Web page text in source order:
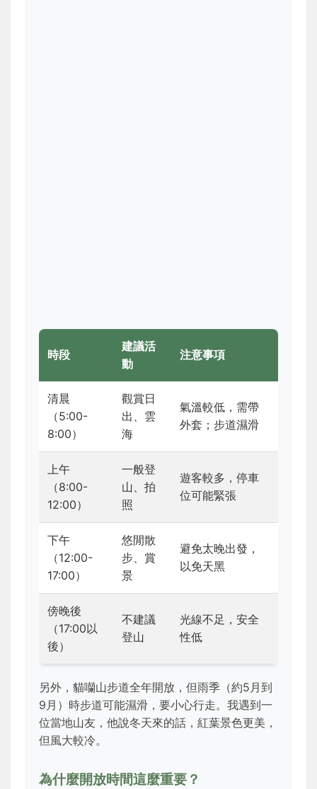
時段
建議活
動
注意事項
清晨
（5:00-
8:00）
觀賞日
出、雲
海
氣溫較低，需帶
外套；步道濕滑
上午
（8:00-
12:00）
一般登
山、拍
照
遊客較多，停車
位可能緊張
下午
（12:00-
17:00）
悠閒散
步、賞
景
避免太晚出發，
以免天黑
傍晚後
（17:00以
後）
不建議
登山
光線不足，安全
性低
另外，貓囒山步道全年開放，但雨季（約5月到
9月）時步道可能濕滑，要小心行走。我遇到一
位當地山友，他說冬天來的話，紅葉景色更美，
但風大較冷。
為什麼開放時間這麼重要？